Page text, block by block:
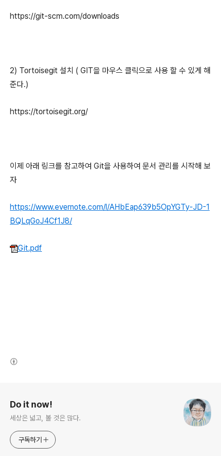
https://git-scm.com/downloads
2) Tortoisegit 설치 ( GIT을 마우스 클릭으로 사용 할 수 있게 해
준다.)
https://tortoisegit.org/
이제 아래 링크를 참고하여 Git을 사용하여 문서 관리를 시작해 보
자
https://www.evernote.com/l/AHbEap639b5OpYGTy-JD-1
BQLqGoJ4Cf1J8/
Git.pdf
Do it now!
세상은 넓고, 볼 것은 많다.
구독하기